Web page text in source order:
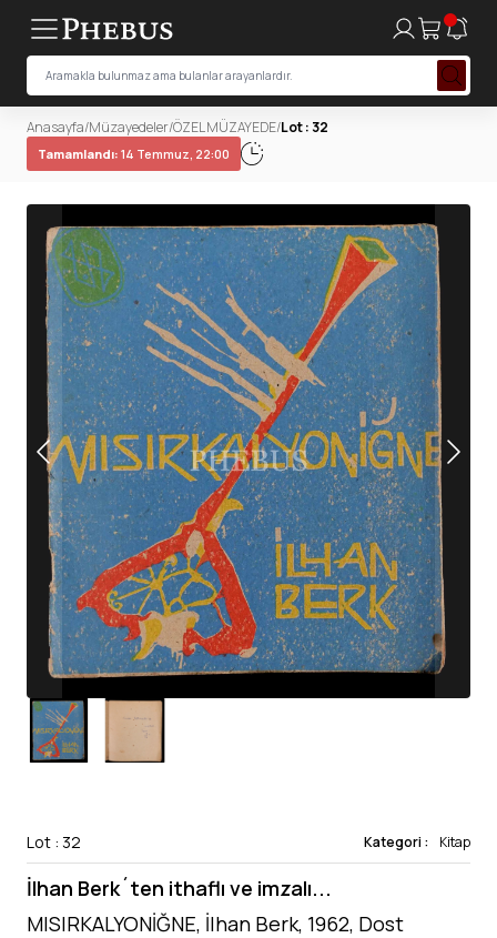
Anasayfa/Müzayedeler/ÖZEL MÜZAYEDE/Lot : 32
Tamamlandı: 14 Temmuz, 22:00
Lot : 32 Kategori : Kitap
İlhan Berk´ten ithaflı ve imzalı...
MISIRKALYONİĞNE, İlhan Berk, 1962, Dost